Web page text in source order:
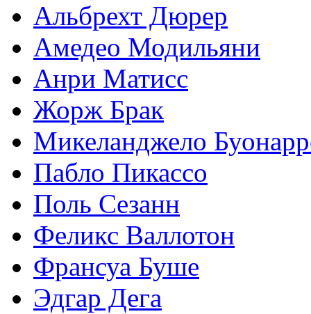
Альбрехт Дюрер
Амедео Модильяни
Анри Матисс
Жорж Брак
Микеланджело
Пабло Пикассо
Поль Сезанн
Феликс Валлотон
Франсуа Буше
Эдгар Дега